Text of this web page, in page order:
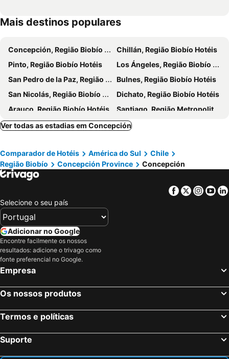
Mais destinos populares
Concepción, Região Biobío Hotéis
Chillán, Região Biobío Hotéis
Pinto, Região Biobío Hotéis
Los Ángeles, Região Biobío Hotéis
San Pedro de la Paz, Região Biobío Hotéis
Bulnes, Região Biobío Hotéis
San Nicolás, Região Biobío Hotéis
Dichato, Região Biobío Hotéis
Arauco, Região Biobío Hotéis
Santiago, Região Metropolitana de Santiago Hotéis
San Pedro de Atacama, Región de Antofagasta Hotéis
Puerto Varas, Região Los Lagos Hotéis
Hanga Roa, Região de Valparaíso Hotéis
Antofagasta, Región de Antofagasta Hotéis
Pucón, Região La Araucanía Hotéis
La Reina, Região Metropolitana de Santiago Hotéis
Ver todas as estadias em Concepción
Comparador de Hotéis América do Sul
Chile
Região Biobío
Concepción Province Concepción
Facebook
Twitter
Selecione o seu país
Adicionar no Google
Encontre facilmente os nossos
resultados: adicione o trivago como
fonte preferencial no Google.
Empresa
Os nossos produtos
Termos e políticas
Suporte